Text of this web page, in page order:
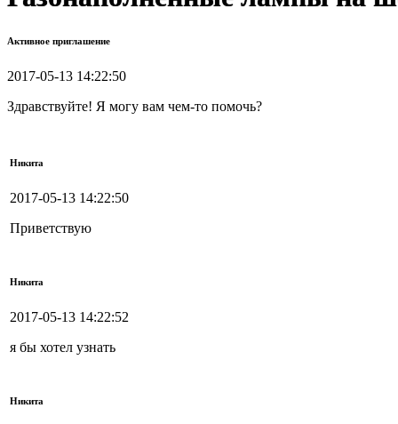
Активное приглашение
2017-05-13 14:22:50
Здравствуйте! Я могу вам чем-то помочь?
Никита
2017-05-13 14:22:50
Приветствую
Никита
2017-05-13 14:22:52
я бы хотел узнать
Никита